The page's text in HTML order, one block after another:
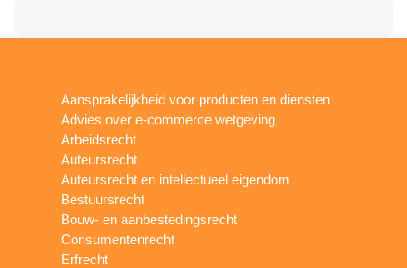
Aansprakelijkheid voor producten en diensten
Advies over e-commerce wetgeving
Arbeidsrecht
Auteursrecht
Auteursrecht en intellectueel eigendom
Bestuursrecht
Bouw- en aanbestedingsrecht
Consumentenrecht
Erfrecht